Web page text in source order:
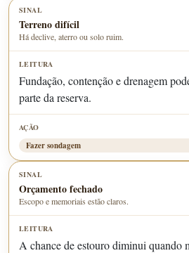
Terreno difícil
Há declive, aterro ou solo ruim.
Fundação, contenção e drenagem
parte da reserva.
Fazer sondagem
Orçamento fechado
Escopo e memoriais estão claros.
A chance de estouro diminui quando